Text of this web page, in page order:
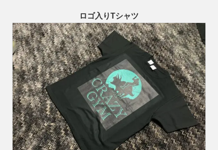
ロゴ入りTシャツ